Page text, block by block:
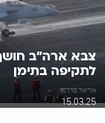
צבא ארה"ב
לתקיפה בתימן
אוריאל פדרמן
15.03.25